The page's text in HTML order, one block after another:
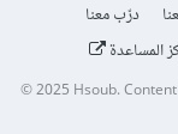
درّب معنا
المساعدة
© 2025 Hsoub.